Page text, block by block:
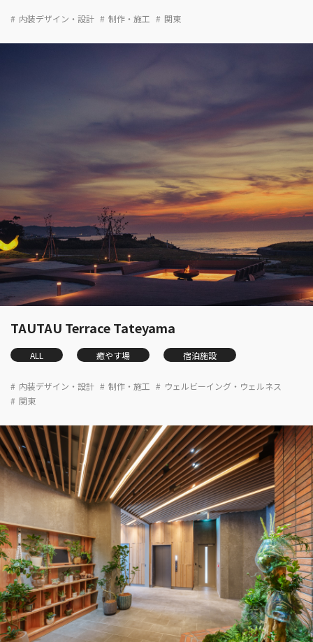
内装デザイン・設計 制作・施工 関東
TAUTAU Terrace Tateyama
ALL 癒やす場 宿泊施設
内装デザイン・設計 制作・施工
ウェルビーイング・ウェルネス
関東